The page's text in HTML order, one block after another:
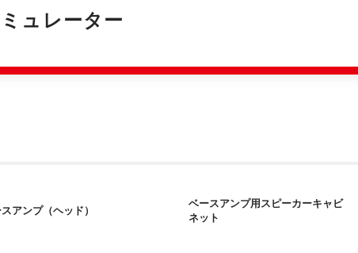
ュレーター
アンプ（ヘッド）
ベースアンプ用スピーカーキャビ
ネット